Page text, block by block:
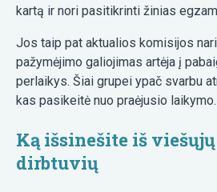
kartą ir nori pasitikrinti žinias
Jos taip pat aktualios komisijos
pažymėjimo galiojimas artėja į
perlaikys. Šiai grupei ypač svarbu
kas pasikeitė nuo praėjusio laikymo.
Ką išsinešite iš
dirbtuvių